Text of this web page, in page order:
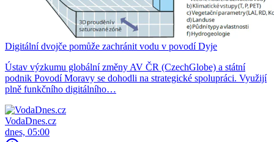
Digitální dvojče pomůže zachránit vodu v povodí Dyje
Ústav výzkumu globální změny AV ČR (CzechGlobe) a státní
podnik Povodí Moravy se dohodli na strategické spolupráci. Využijí
plně funkčního digitálního…
VodaDnes.cz
dnes, 05:00